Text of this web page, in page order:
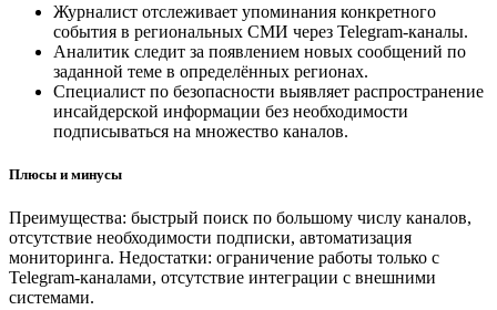
Журналист отслеживает упоминания конкретного
события в региональных СМИ через Telegram-каналы.
Аналитик следит за появлением новых сообщений по
заданной теме в определённых регионах.
Специалист по безопасности выявляет распространение
инсайдерской информации без необходимости
подписываться на множество каналов.
Плюсы и минусы
Преимущества: быстрый поиск по большому числу каналов,
отсутствие необходимости подписки, автоматизация
мониторинга. Недостатки: ограничение работы только с
Telegram-каналами, отсутствие интеграции с внешними
системами.